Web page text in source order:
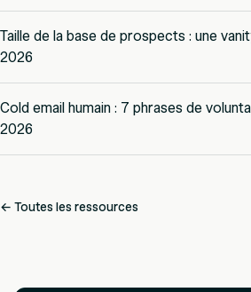
Taille de la base de prospects : une
2026
Cold email humain : 7 phrases de
2026
← Toutes les ressources